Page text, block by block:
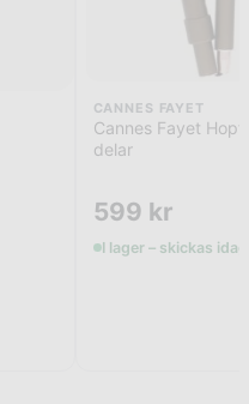
CANNES FAYET
Cannes Fayet
delar
599 kr
I lager – skickas idag